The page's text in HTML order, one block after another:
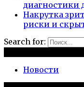
диагностики
Накрутка
риски и
Search for:
Новости